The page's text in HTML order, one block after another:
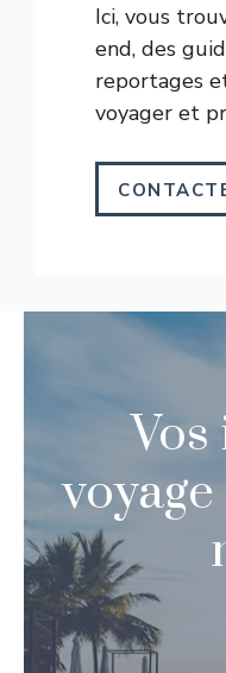
Ici, vous
end, des
reportages
voyager et
Vos